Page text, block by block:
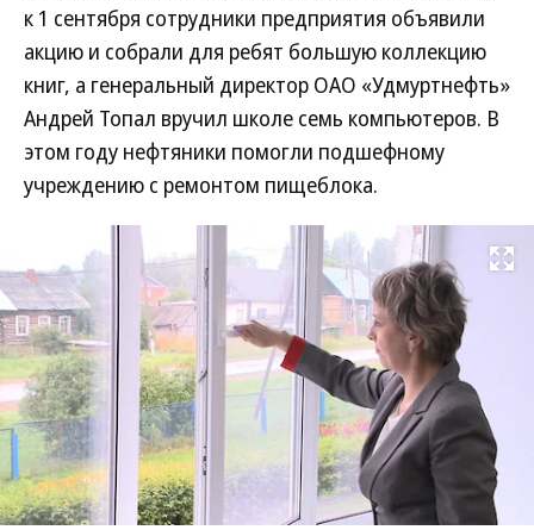
к 1 сентября сотрудники предприятия объявили
акцию и собрали для ребят большую коллекцию
книг, а генеральный директор ОАО «Удмуртнефть»
Андрей Топал вручил школе семь компьютеров. В
этом году нефтяники помогли подшефному
учреждению с ремонтом пищеблока.
Развернуть